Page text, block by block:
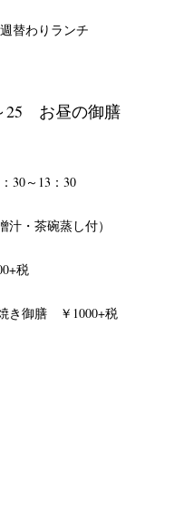
25 お昼の御膳
30～13：30
汁・茶碗蒸し付）
税
き御膳 ￥1000+税
週替わりランチ